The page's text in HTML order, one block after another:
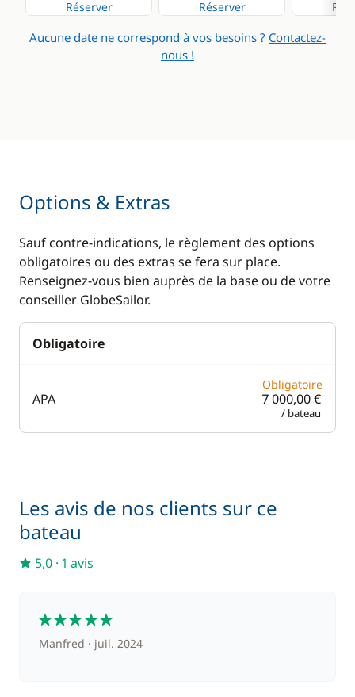
Dessalinisateur
Eau chaude
Réserver Réserver
Aucune date ne correspond à vos besoins ? Contactez-
nous !
Options & Extras
Sauf contre-indications, le règlement des options
obligatoires ou des extras se fera sur place.
Renseignez-vous bien auprès de la base ou de votre
conseiller GlobeSailor.
Obligatoire
APA
Obligatoire
7 000,00 €
/ bateau
Les avis de nos clients sur ce
bateau
5,0 · 1 avis
Manfred juil. 2024